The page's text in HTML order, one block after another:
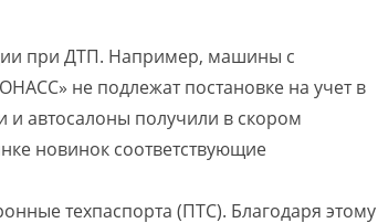
при ДТП. Например, машины с
не подлежат постановке на учет в
и автосалоны получили в скором
новинок соответствующие
техпаспорта (ПТС). Благодаря этому